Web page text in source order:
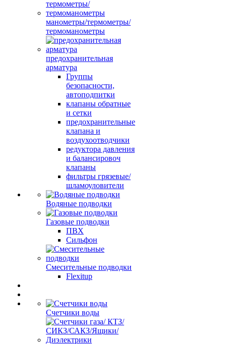
манометры/термометры/
термоманометры
предохранительная
арматура
Группы
безопасности,
автоподпитки
клапаны обратные
и сетки
предохранительные
клапана и
воздухоотводчики
редуктора давления
и балансировоч
клапаны
фильтры грязевые/
шламоуловители
Водяные подводки
Газовые подводки
ПВХ
Сильфон
Смесительные подводки
Flexitup
Счетчики воды